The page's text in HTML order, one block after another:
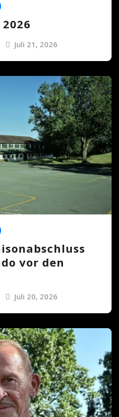
Juli 21, 2026
vor den
Juli 20, 2026